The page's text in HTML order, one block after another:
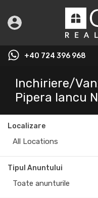
+40 724 396 968
Inchiriere/
Pipera Iancu
Localizare
All Locations
Tipul Anuntului
Toate anunturile